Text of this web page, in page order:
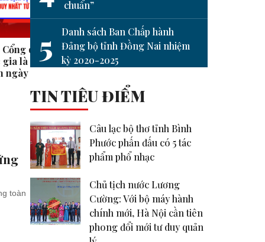
dịch vụ
là ‘cửa số duy
ngày 27-6
Hạnh phúc là khi ta nhận ra
toàn
chuẩn”
5
Danh sách Ban Chấp hành
Đảng bộ tỉnh Đồng Nai nhiệm
kỳ 2020-2025
TIN TIÊU ĐIỂM
Câu lạc bộ thơ tỉnh Bình
Phước phấn đấu có 5 tác
phẩm phổ nhạc
Chủ tịch nước Lương
Cường: Với bộ máy hành
chính mới, Hà Nội cần tiên
phong đổi mới tư duy quản